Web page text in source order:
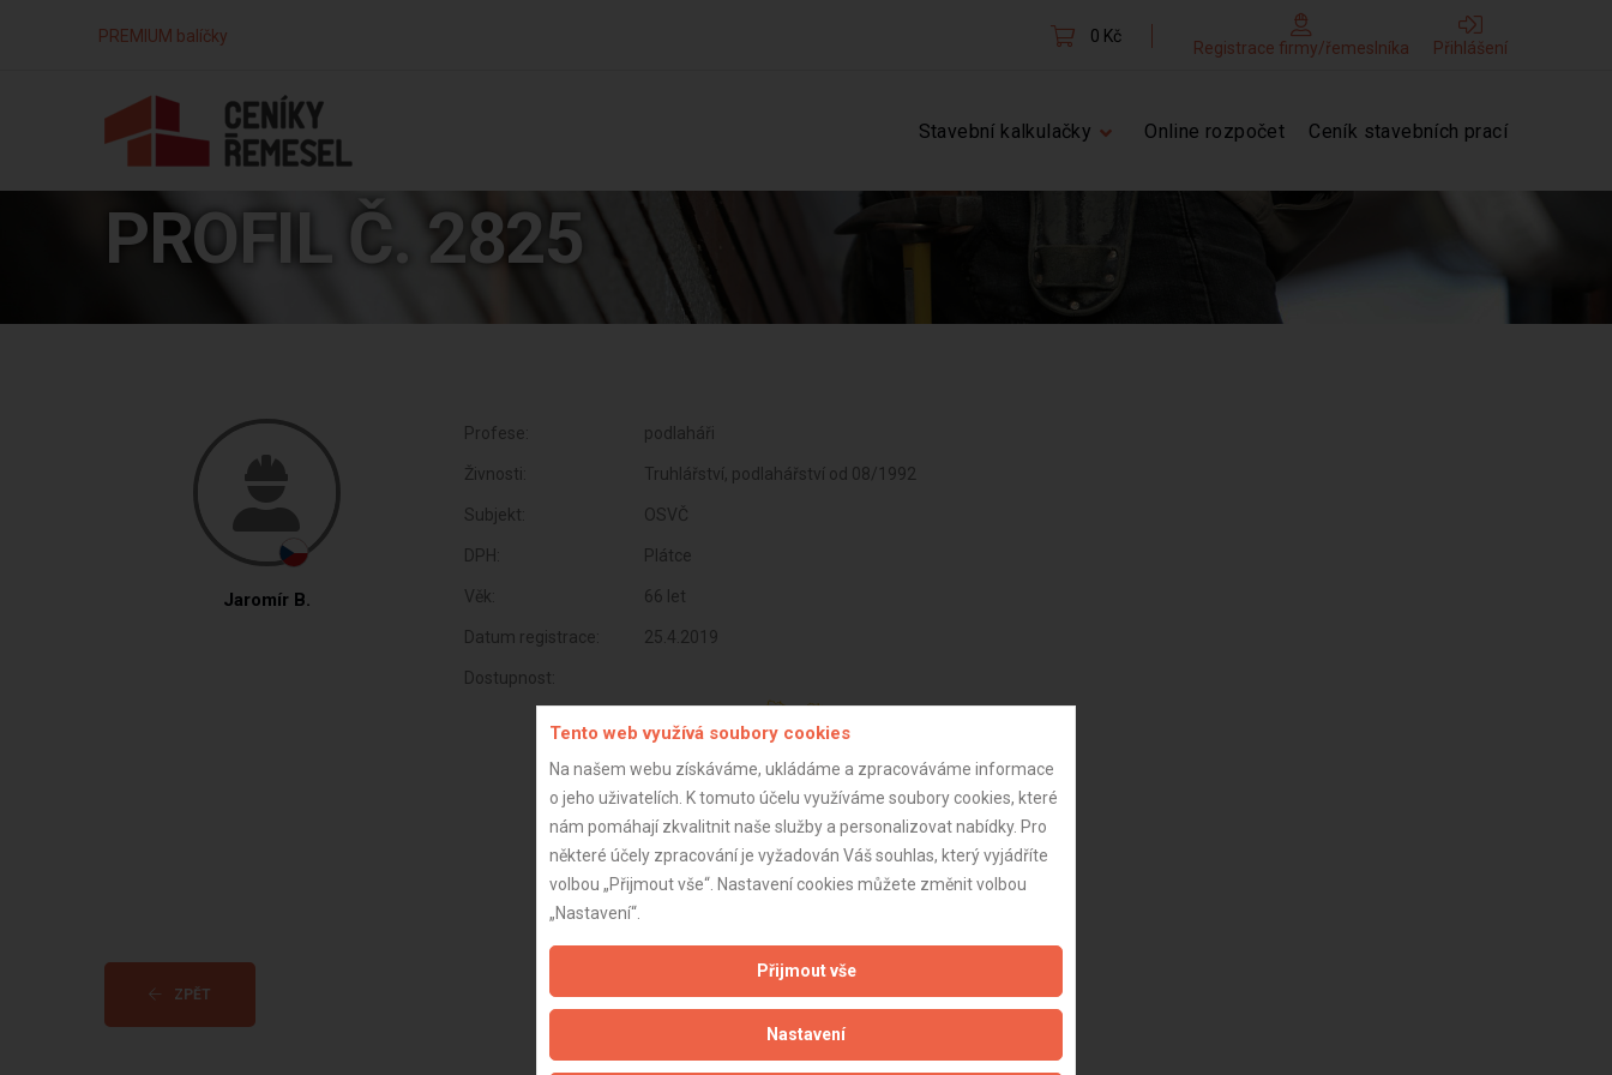
PREMIUM balíčky 0 Kč
Registrace firmy/řemeslníka Přihlášení
Stavební kalkulačky Online rozpočet Ceník stavebních prací
PROFIL Č. 2825
Jaromír B.
Profese: podlaháři
Živnosti: Truhlářství, podlahářství od 08/1992
Subjekt: OSVČ
DPH: Plátce
Věk: 66 let
Datum registrace: 25.4.2019
Dostupnost:
ZPĚT Aktualizováno z portálu ARES dne 02.12.2025 22:45:01
Tento web využívá soubory cookies
Na našem webu získáváme, ukládáme a zpracováváme informace
o jeho uživatelích. K tomuto účelu využíváme soubory cookies, které
nám pomáhají zkvalitnit naše služby a personalizovat nabídky. Pro
některé účely zpracování je vyžadován Váš souhlas, který vyjádříte
volbou „Přijmout vše“. Nastavení cookies můžete změnit volbou
„Nastavení“.
Přijmout vše
Nastavení